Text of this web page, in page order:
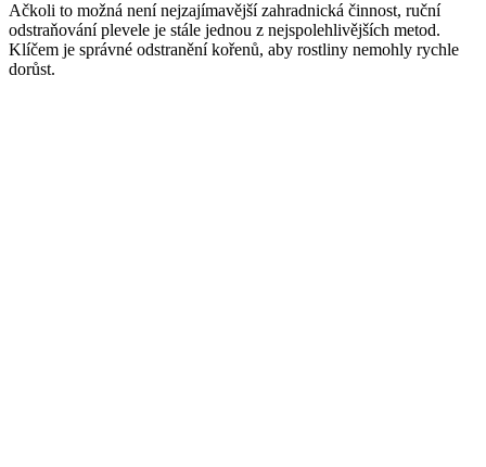
Ačkoli to možná není nejzajímavější zahradnická činnost, ruční
odstraňování plevele je stále jednou z nejspolehlivějších metod.
Klíčem je správné odstranění kořenů, aby rostliny nemohly rychle
dorůst.